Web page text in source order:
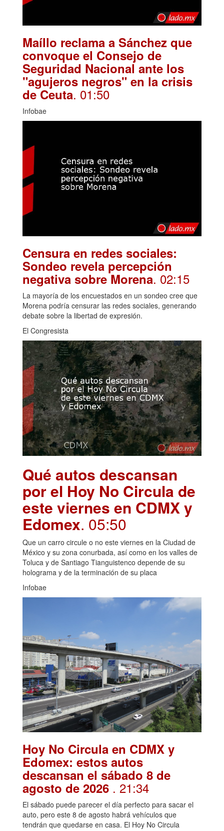
Maíllo reclama a Sánchez que
convoque el Consejo de
Seguridad Nacional ante los
"agujeros negros" en la crisis
de Ceuta. 01:50
Infobae
Censura en redes sociales:
Sondeo revela percepción
negativa sobre Morena. 02:15
La mayoría de los encuestados en un sondeo cree que
Morena podría censurar las redes sociales, generando
debate sobre la libertad de expresión.
El Congresista
Qué autos descansan
por el Hoy No Circula de
este viernes en CDMX y
Edomex. 05:50
Que un carro circule o no este viernes en la Ciudad de
México y su zona conurbada, así como en los valles de
Toluca y de Santiago Tianguistenco depende de su
holograma y de la terminación de su placa
Infobae
Hoy No Circula en CDMX y
Edomex: estos autos
descansan el sábado 8 de
agosto de 2026 . 21:34
El sábado puede parecer el día perfecto para sacar el
auto, pero este 8 de agosto habrá vehículos que
tendrán que quedarse en casa. El Hoy No Circula